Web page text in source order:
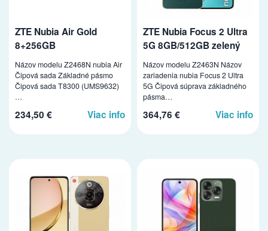
ZTE Nubia Air Gold
8+256GB
Názov modelu Z2468N nubia Air
Čipová sada Základné pásmo
Čipová sada T8300 (UMS9632)
…
234,50 € Viac info
ZTE Nubia Focus 2 Ultra
5G 8GB/512GB zelený
Názov modelu Z2463N Názov
zariadenia nubia Focus 2 Ultra
5G Čipová súprava základného
pásma…
364,76 € Viac info